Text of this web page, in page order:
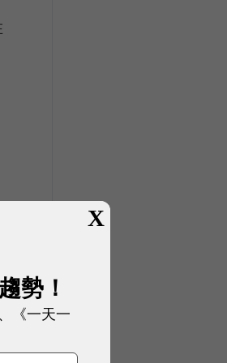
X
勢！
《一天一